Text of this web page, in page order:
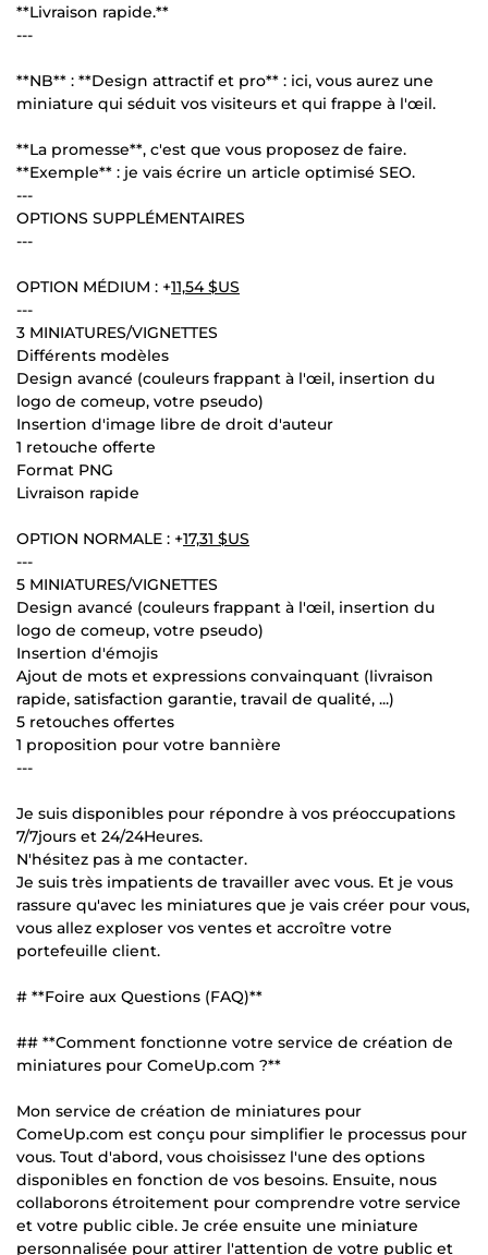
**Livraison rapide.**
---
**NB** : **Design attractif et pro** : ici, vous aurez une
miniature qui séduit vos visiteurs et qui frappe à l'œil.
**La promesse**, c'est que vous proposez de faire.
**Exemple** : je vais écrire un article optimisé SEO.
---
OPTIONS SUPPLÉMENTAIRES
---
OPTION MÉDIUM : +11,54 $US
---
3 MINIATURES/VIGNETTES
Différents modèles
Design avancé (couleurs frappant à l'œil, insertion du
logo de comeup, votre pseudo)
Insertion d'image libre de droit d'auteur
1 retouche offerte
Format PNG
Livraison rapide
OPTION NORMALE : +17,31 $US
---
5 MINIATURES/VIGNETTES
Design avancé (couleurs frappant à l'œil, insertion du
logo de comeup, votre pseudo)
Insertion d'émojis
Ajout de mots et expressions convainquant (livraison
rapide, satisfaction garantie, travail de qualité, ...)
5 retouches offertes
1 proposition pour votre bannière
---
Je suis disponibles pour répondre à vos préoccupations
7/7jours et 24/24Heures.
N'hésitez pas à me contacter.
Je suis très impatients de travailler avec vous. Et je vous
rassure qu'avec les miniatures que je vais créer pour vous,
vous allez exploser vos ventes et accroître votre
portefeuille client.
# **Foire aux Questions (FAQ)**
## **Comment fonctionne votre service de création de
miniatures pour ComeUp.com ?**
Mon service de création de miniatures pour
ComeUp.com est conçu pour simplifier le processus pour
vous. Tout d'abord, vous choisissez l'une des options
disponibles en fonction de vos besoins. Ensuite, nous
collaborons étroitement pour comprendre votre service
et votre public cible. Je crée ensuite une miniature
personnalisée pour attirer l'attention de votre public et